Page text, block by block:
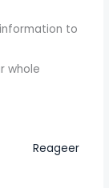
to
whole
Reageer